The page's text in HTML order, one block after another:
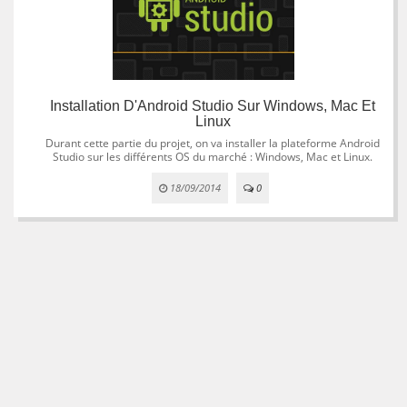
Installation D'Android Studio Sur Windows, Mac Et
Linux
Durant cette partie du projet, on va installer la plateforme Android
Studio sur les différents OS du marché : Windows, Mac et Linux.
18/09/2014 0